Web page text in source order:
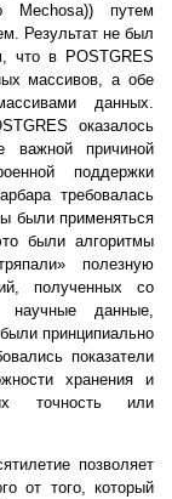
Mechosa)) путем
Результат не был
что в POSTGRES
массивов, а обе
данных.
оказалось
важной причиной
поддержки
требовалась
были применяться
были алгоритмы
полезную
полученных со
научные данные,
принципиально
показатели
хранения и
точность или
позволяет
от того, который